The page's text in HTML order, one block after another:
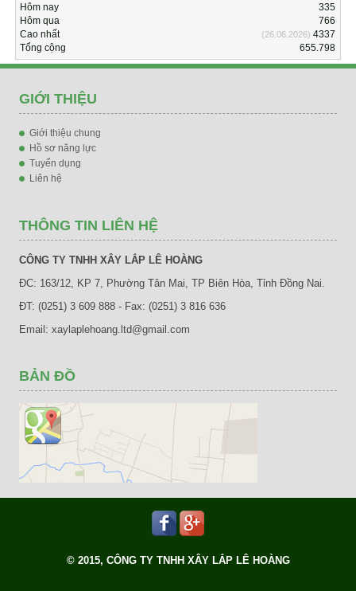
Hôm nay
335
Hôm qua
766
Cao nhất
(26.06.2026)4337
Tổng cộng
655.798
GIỚI THIỆU
Giới thiệu chung
Hồ sơ năng lực
Tuyển dụng
Liên hệ
THÔNG TIN LIÊN HỆ
CÔNG TY TNHH XÂY LẮP LÊ HOÀNG
ĐC: 163/12, KP 7, Phường Tân Mai, TP Biên Hòa, Tỉnh Đồng Nai.
ĐT: (0251) 3 609 888 - Fax: (0251) 3 816 636
Email: xaylaplehoang.ltd@gmail.com
BẢN ĐỒ
© 2015, CÔNG TY TNHH XÂY LẮP LÊ HOÀNG